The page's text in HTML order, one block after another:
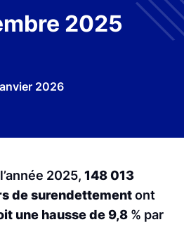
2025
2026
2025, 148 013
de surendettementont
une hausse de 9,8 % par